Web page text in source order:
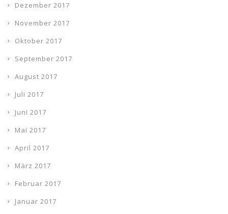
Dezember 2017
November 2017
Oktober 2017
September 2017
August 2017
Juli 2017
Juni 2017
Mai 2017
April 2017
März 2017
Februar 2017
Januar 2017